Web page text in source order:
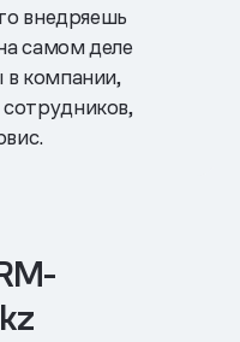
внедряешь
самом деле
компании,